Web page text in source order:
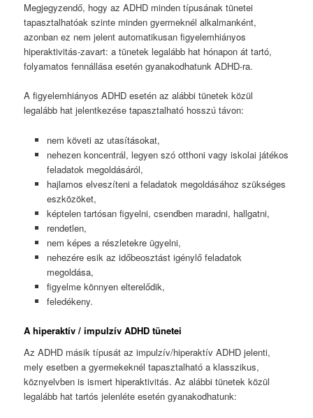
Megjegyzendő, hogy az ADHD minden típusának tünetei
tapasztalhatóak szinte minden gyermeknél alkalmanként,
azonban ez nem jelent automatikusan figyelemhiányos
hiperaktivitás-zavart: a tünetek legalább hat hónapon át tartó,
folyamatos fennállása esetén gyanakodhatunk ADHD-ra.
A figyelemhiányos ADHD esetén az alábbi tünetek közül
legalább hat jelentkezése tapasztalható hosszú távon:
nem követi az utasításokat,
nehezen koncentrál, legyen szó otthoni vagy iskolai játékos
feladatok megoldásáról,
hajlamos elveszíteni a feladatok megoldásához szükséges
eszközöket,
képtelen tartósan figyelni, csendben maradni, hallgatni,
rendetlen,
nem képes a részletekre ügyelni,
nehezére esik az időbeosztást igénylő feladatok
megoldása,
figyelme könnyen elterelődik,
feledékeny.
A hiperaktív / impulzív ADHD tünetei
Az ADHD másik típusát az impulzív/hiperaktív ADHD jelenti,
mely esetben a gyermekeknél tapasztalható a klasszikus,
köznyelvben is ismert hiperaktivitás. Az alábbi tünetek közül
legalább hat tartós jelenléte esetén gyanakodhatunk: